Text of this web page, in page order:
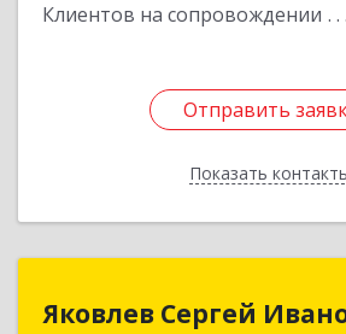
Клиентов на сопровождении
Отправить
Показать
Отправить
Назад
Яковлев Сергей
Яковлев